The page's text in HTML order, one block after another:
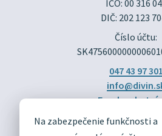
Na zabezpečenie funkčnosti a
IČO: 00 316
DIČ: 202 123
Číslo účtu:
047 43 97 301
Facebook